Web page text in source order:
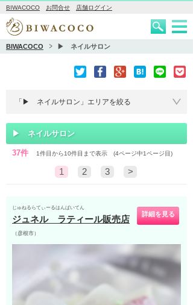
BIWACOCO お問合せ 店舗ログイン
BIWACOCO ▶ ネイルサロン
▶ ネイルサロン
37件 1件目から10件目まで表示 (4ページ中1ページ目)
1 2 3 >
じゅねるらてぃーるはんばいてん
ジュネル ラティール販売店
（彦根市）
詳細を見る